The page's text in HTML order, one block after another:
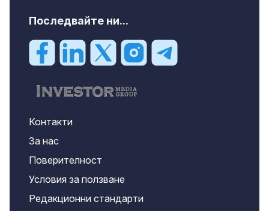
Последвайте ни...
Контакти
За нас
Поверителност
Условия за ползване
Редакционни стандарти